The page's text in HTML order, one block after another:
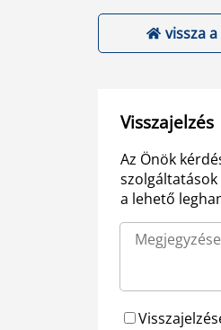
vissza
Visszajelzés
Az Önök
a lehető